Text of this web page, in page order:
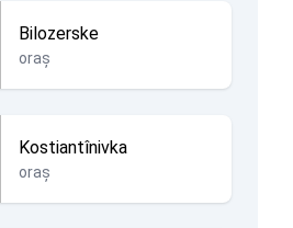
Bilozerske
oraș
Kostiantînivka
oraș